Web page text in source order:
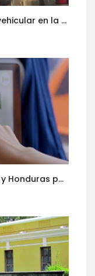
Percances viales generan caos vehicular en la ruta al Pacífico este viernes
Salvadoreños eligen Guatemala y Honduras para viajar durante las Fiestas Agostinas